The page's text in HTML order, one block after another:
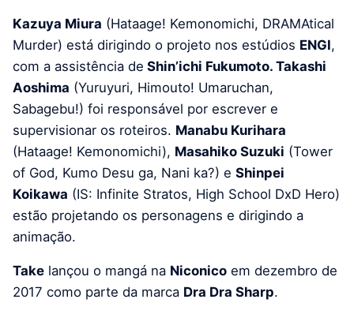
Kazuya Miura (Hataage! Kemonomichi, DRAMAtical
Murder) está dirigindo o projeto nos estúdios ENGI,
com a assistência de Shin’ichi Fukumoto. Takashi
Aoshima (Yuruyuri, Himouto! Umaruchan,
Sabagebu!) foi responsável por escrever e
supervisionar os roteiros. Manabu Kurihara
(Hataage! Kemonomichi), Masahiko Suzuki (Tower
of God, Kumo Desu ga, Nani ka?) e Shinpei
Koikawa (IS: Infinite Stratos, High School DxD Hero)
estão projetando os personagens e dirigindo a
animação.
Take lançou o mangá na Niconico em dezembro de
2017 como parte da marca Dra Dra Sharp.